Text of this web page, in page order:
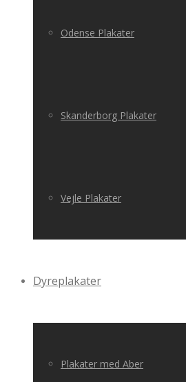
Odense Plakater
Skanderborg Plakater
Vejle Plakater
Dyreplakater
Plakater med Aber